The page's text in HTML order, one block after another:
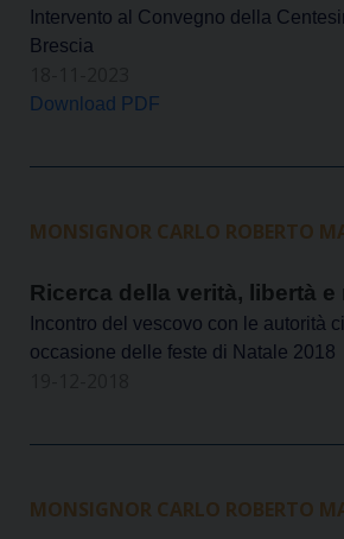
Intervento al Convegno della
Brescia
Download PDF
MONSIGNOR CARLO ROBERTO
Ricerca della verità, libertà e
Incontro del vescovo con le autorità
occasione delle feste di Natale 2018
MONSIGNOR CARLO ROBERTO